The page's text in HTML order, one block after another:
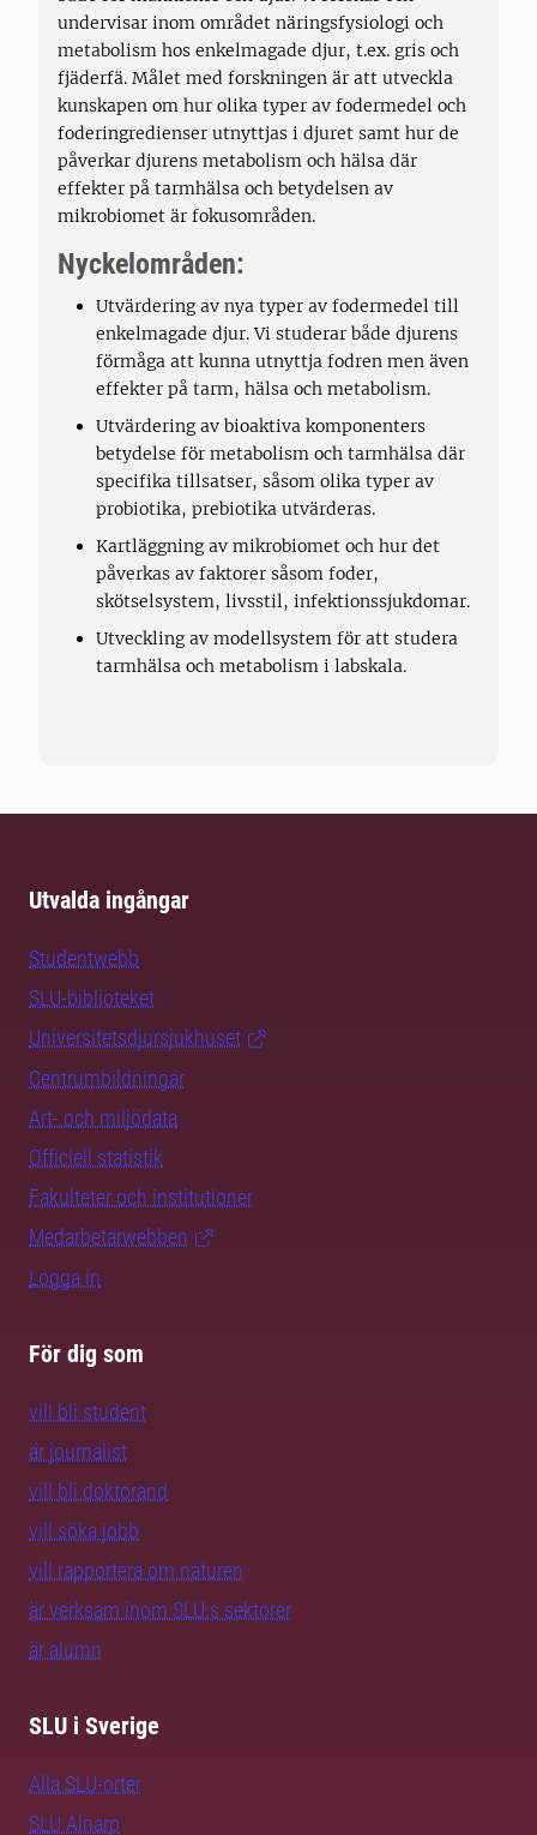
undervisar inom området näringsfysiologi och
metabolism hos enkelmagade djur, t.ex. gris och
fjäderfä. Målet med forskningen är att utveckla
kunskapen om hur olika typer av fodermedel och
foderingredienser utnyttjas i djuret samt hur de
påverkar djurens metabolism och hälsa där
effekter på tarmhälsa och betydelsen av
mikrobiomet är fokusområden.
Nyckelområden:
Utvärdering av nya typer av fodermedel till
enkelmagade djur. Vi studerar både djurens
förmåga att kunna utnyttja fodren men även
effekter på tarm, hälsa och metabolism.
Utvärdering av bioaktiva komponenters
betydelse för metabolism och tarmhälsa där
specifika tillsatser, såsom olika typer av
probiotika, prebiotika utvärderas.
Kartläggning av mikrobiomet och hur det
påverkas av faktorer såsom foder,
skötselsystem, livsstil, infektionssjukdomar.
Utveckling av modellsystem för att studera
tarmhälsa och metabolism i labskala.
Utvalda ingångar
Studentwebb
SLU-biblioteket
Universitetsdjursjukhuset
Centrumbildningar
Art- och miljödata
Officiell statistik
Fakulteter och institutioner
Medarbetarwebben
Logga in
För dig som
vill bli student
är journalist
vill bli doktorand
vill söka jobb
vill rapportera om naturen
är verksam inom SLU:s sektorer
är alumn
SLU i Sverige
Alla SLU-orter
SLU Alnarp